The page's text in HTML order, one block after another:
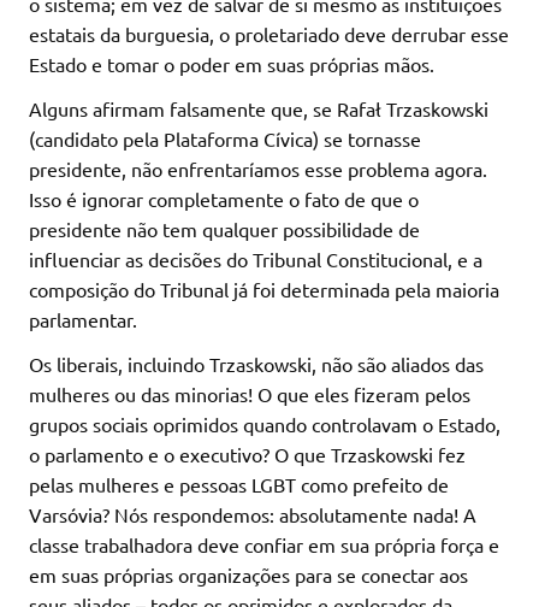
estatais da burguesia, o proletariado deve derrubar esse
Estado e tomar o poder em suas próprias mãos.
Alguns afirmam falsamente que, se Rafał Trzaskowski
(candidato pela Plataforma Cívica) se tornasse
presidente, não enfrentaríamos esse problema agora.
Isso é ignorar completamente o fato de que o
presidente não tem qualquer possibilidade de
influenciar as decisões do Tribunal Constitucional, e a
composição do Tribunal já foi determinada pela maioria
parlamentar.
Os liberais, incluindo Trzaskowski, não são aliados das
mulheres ou das minorias! O que eles fizeram pelos
grupos sociais oprimidos quando controlavam o Estado,
o parlamento e o executivo? O que Trzaskowski fez
pelas mulheres e pessoas LGBT como prefeito de
Varsóvia? Nós respondemos: absolutamente nada! A
classe trabalhadora deve confiar em sua própria força e
em suas próprias organizações para se conectar aos